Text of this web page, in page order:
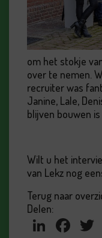
om het stokje
over te nemen.
recruiter was
Janine, Lale,
blijven bouwen
Wilt u het
van Lekz nog
Terug naar
Delen:
LinkedIn